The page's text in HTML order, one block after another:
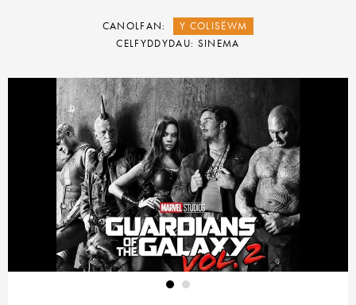
CANOLFAN:
Y COLISËWM
CELFYDDYDAU: SINEMA